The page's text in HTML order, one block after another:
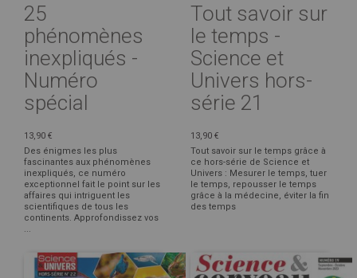
25
phénomènes
inexpliqués -
Numéro
spécial
13,90 €
Des énigmes les plus
fascinantes aux phénomènes
inexpliqués, ce numéro
exceptionnel fait le point sur les
affaires qui intriguent les
scientifiques de tous les
continents. Approfondissez vos
...
Tout savoir sur
le temps -
Science et
Univers hors-
série 21
13,90 €
Tout savoir sur le temps grâce à
ce hors-série de Science et
Univers : Mesurer le temps, tuer
le temps, repousser le temps
grâce à la médecine, éviter la fin
des temps